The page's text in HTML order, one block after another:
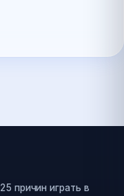
25 причин играть в